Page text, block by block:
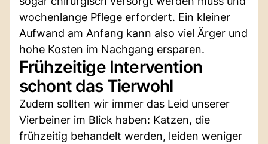
wochenlange Pflege erfordert. Ein kleiner
Aufwand am Anfang kann also viel Ärger und
hohe Kosten im Nachgang ersparen.
Frühzeitige Intervention
schont das Tierwohl
Zudem sollten wir immer das Leid unserer
Vierbeiner im Blick haben: Katzen, die
frühzeitig behandelt werden, leiden weniger